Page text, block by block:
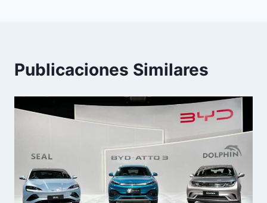
Publicaciones Similares